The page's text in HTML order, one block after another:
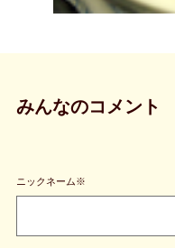
みんなのコメント
ニックネーム※